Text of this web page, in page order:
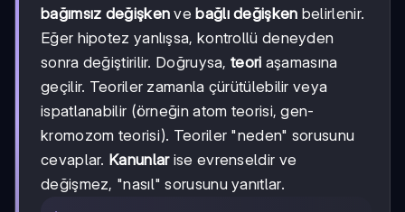
bağımsız değişken vebağlı değişken belirlenir.
Eğer hipotez yanlışsa, kontrollü deneyden
sonra değiştirilir. Doğruysa,teori aşamasına
geçilir. Teoriler zamanla çürütülebilir veya
ispatlanabilir (örneğin atom teorisi, gen-
kromozom teorisi). Teoriler "neden" sorusunu
cevaplar. Kanunlarise evrenseldir ve
değişmez, "nasıl" sorusunu yanıtlar.